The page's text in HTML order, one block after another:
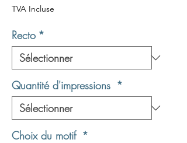
TVA Incluse
Recto *
Quantité d'impressions *
Choix du motif *